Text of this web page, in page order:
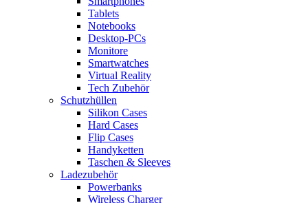
Tablets
Notebooks
Desktop-PCs
Monitore
Smartwatches
Virtual Reality
Tech Zubehör
Schutzhüllen
Silikon Cases
Hard Cases
Flip Cases
Handyketten
Taschen & Sleeves
Ladezubehör
Powerbanks
Wireless Charger